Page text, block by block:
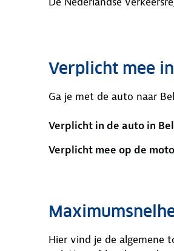
Verplicht mee
Ga je met de auto naar
Verplicht in de auto in
Verplicht mee op de
Hier vind je de algemene